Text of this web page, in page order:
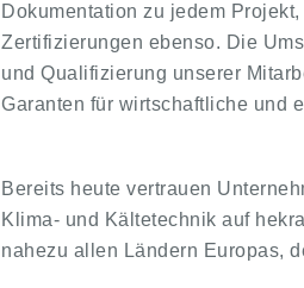
Dokumentation zu jedem
Zertifizierungen ebenso. Die
und Qualifizierung unserer
Garanten für wirtschaftliche und
Bereits heute vertrauen
Klima- und Kältetechnik auf
nahezu allen Ländern Europas,